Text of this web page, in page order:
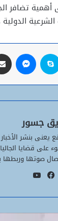
أهمية تضافر
الشرعية
سكايب
جسور
يعنى بنشر
على قضايا
صوتها وربطها